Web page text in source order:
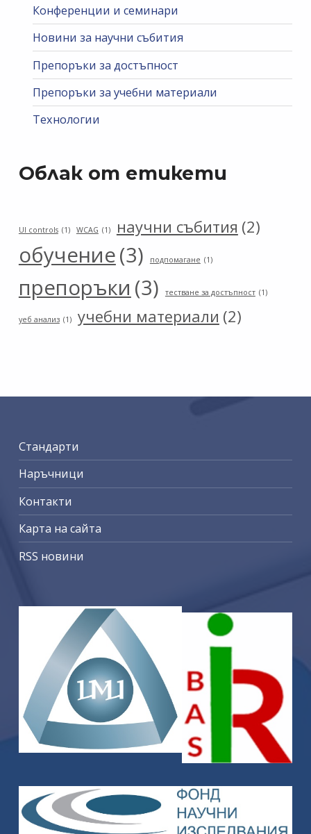
Конференции и семинари
Новини за научни събития
Препоръки за достъпност
Препоръки за учебни материали
Технологии
Облак от етикети
UI controls (1) WCAG (1) научни събития (2)
обучение(3) подпомагане (1)
препоръки (3) тестване за достъпност (1)
уеб анализ (1) учебни материали (2)
Стандарти
Наръчници
Контакти
Карта на сайта
RSS новини